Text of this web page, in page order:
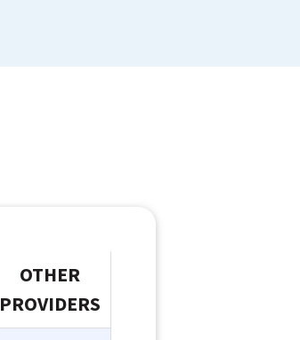
OTHER
PROVIDERS